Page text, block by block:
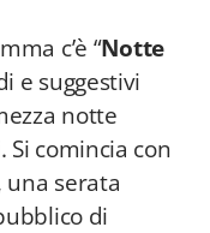
c’è “Notte
e suggestivi
notte
comincia con
una serata
di